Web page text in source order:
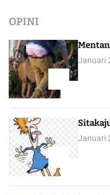
OPINI
Januari
Januari